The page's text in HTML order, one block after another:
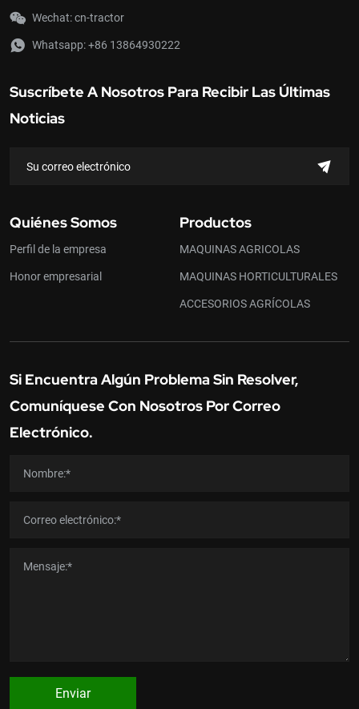
Wechat: cn-tractor
Whatsapp:+86 13864930222
Suscríbete A Nosotros Para Recibir Las Últimas
Noticias
Quiénes Somos
Perfil de la empresa
Honor empresarial
Productos
MAQUINAS AGRICOLAS
MAQUINAS HORTICULTURALES
ACCESORIOS AGRÍCOLAS
Si Encuentra Algún Problema Sin Resolver,
Comuníquese Con Nosotros Por Correo
Electrónico.
Enviar